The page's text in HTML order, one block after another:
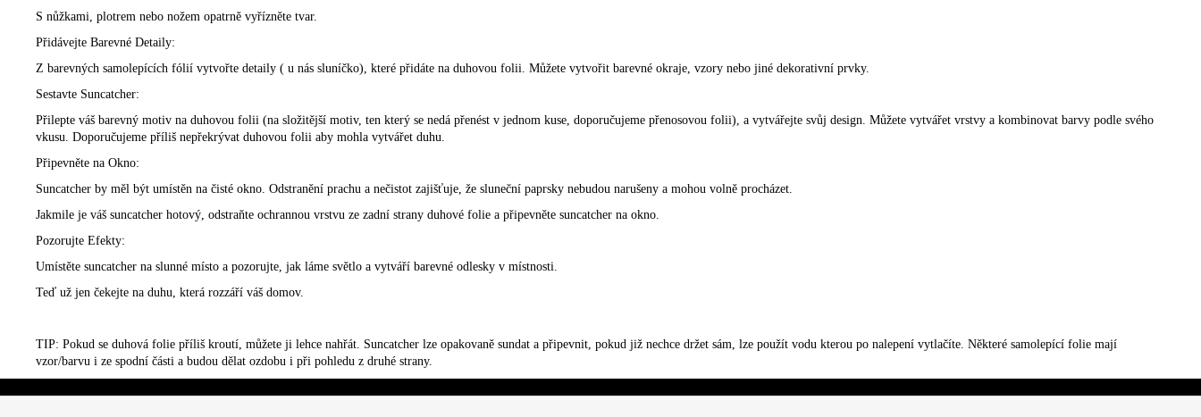
S nůžkami, plotrem nebo nožem opatrně vyřízněte tvar.
Přidávejte Barevné Detaily:
Z barevných samolepících fólií vytvořte detaily ( u nás sluníčko), které přidáte na duhovou folii. Můžete vytvořit barevné okraje, vzory nebo jiné dekorativní prvky.
Sestavte Suncatcher:
Přilepte váš barevný motiv na duhovou folii (na složitější motiv, ten který se nedá přenést v jednom kuse, doporučujeme přenosovou folii), a vytvářejte svůj design. Můžete vytvářet vrstvy a kombinovat barvy podle svého
vkusu. Doporučujeme příliš nepřekrývat duhovou folii aby mohla vytvářet duhu.
Připevněte na Okno:
Suncatcher by měl být umístěn na čisté okno. Odstranění prachu a nečistot zajišťuje, že sluneční paprsky nebudou narušeny a mohou volně procházet.
Jakmile je váš suncatcher hotový, odstraňte ochrannou vrstvu ze zadní strany duhové folie a připevněte suncatcher na okno.
Pozorujte Efekty:
Umístěte suncatcher na slunné místo a pozorujte, jak láme světlo a vytváří barevné odlesky v místnosti.
Teď už jen čekejte na duhu, která rozzáří váš domov.
TIP: Pokud se duhová folie příliš kroutí, můžete ji lehce nahřát. Suncatcher lze opakovaně sundat a připevnit, pokud již nechce držet sám, lze použít vodu kterou po nalepení vytlačíte. Některé samolepící folie mají
vzor/barvu i ze spodní části a budou dělat ozdobu i při pohledu z druhé strany.
Z